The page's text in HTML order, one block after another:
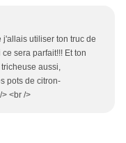
utiliser ton truc de
sera parfait!!! Et ton
aussi,
pots de citron-
<br />